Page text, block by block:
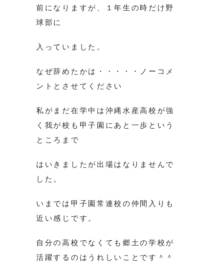
前になりますが、１年生の時だけ野
球部に
入っていました。
なぜ辞めたかは・・・・・ノーコメ
ントとさせてください
私がまだ在学中は沖縄水産高校が強
く我が校も甲子園にあと一歩という
ところまで
はいきましたが出場はなりませんで
した。
いまでは甲子園常連校の仲間入りも
近い感じです。
自分の高校でなくても郷土の学校が
活躍するのはうれしいことです＾＾